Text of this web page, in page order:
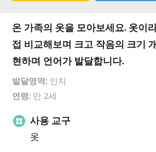
온 가족의 옷을 모아보세요. 옷이
접 비교해보며 크고 작음의 크기
현하며 언어가 발달합니다.
발달영역: 인지
연령: 만 2세
사용 교구
옷